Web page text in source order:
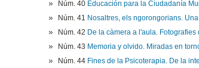
Núm. 40 Educación para la Ciudadanía
Núm. 41 Nosaltres, els ngorongorians.
Núm. 42 De la càmera a l'aula. Fotografies
Núm. 43 Memoria y olvido. Miradas en
Núm. 44 Fines de la Psicoterapia. De la